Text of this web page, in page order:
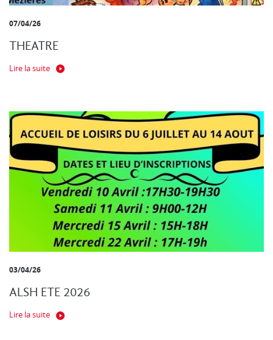
07/04/26
THEATRE
Lire la suite
03/04/26
ALSH ETE 2026
Lire la suite